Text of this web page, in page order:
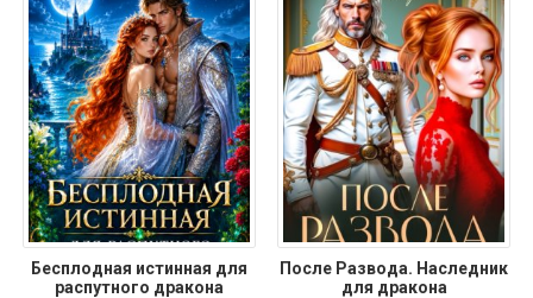
Бесплодная истинная для
распутного дракона
После Развода. Наследник
для дракона